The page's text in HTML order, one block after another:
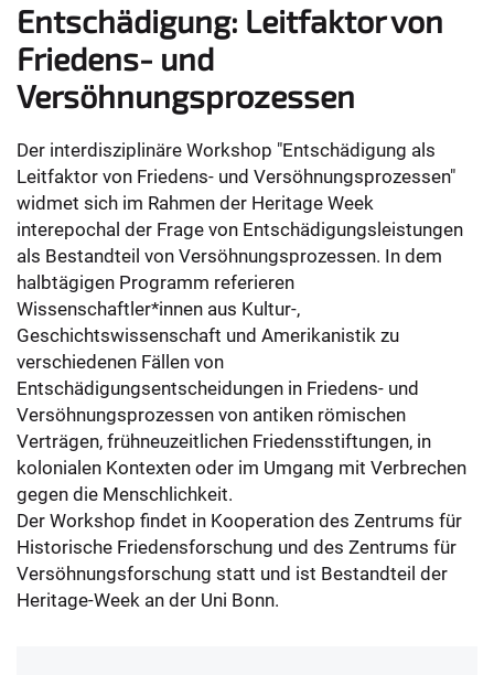
Entschädigung: Leitfaktor von
Friedens- und
Versöhnungsprozessen
Der interdisziplinäre Workshop "Entschädigung als
Leitfaktor von Friedens- und Versöhnungsprozessen"
widmet sich im Rahmen der Heritage Week
interepochal der Frage von Entschädigungsleistungen
als Bestandteil von Versöhnungsprozessen. In dem
halbtägigen Programm referieren
Wissenschaftler*innen aus Kultur-,
Geschichtswissenschaft und Amerikanistik zu
verschiedenen Fällen von
Entschädigungsentscheidungen in Friedens- und
Versöhnungsprozessen von antiken römischen
Verträgen, frühneuzeitlichen Friedensstiftungen, in
kolonialen Kontexten oder im Umgang mit Verbrechen
gegen die Menschlichkeit.
Der Workshop findet in Kooperation des Zentrums für
Historische Friedensforschung und des Zentrums für
Versöhnungsforschung statt und ist Bestandteil der
Heritage-Week an der Uni Bonn.